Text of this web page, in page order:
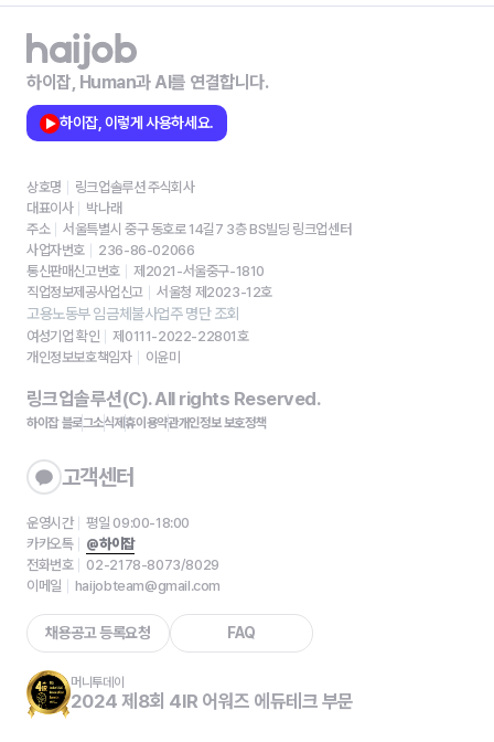
하이잡, Human과 AI를 연결합니다.
하이잡, 이렇게 사용하세요.
상호명
링크업솔루션 주식회사
대표이사
박나래
주소
서울특별시 중구 동호로 14길7 3층 BS빌딩 링크업센터
사업자번호
236-86-02066
통신판매신고번호
제2021-서울중구-1810
직업정보제공사업신고
서울청 제2023-12호
고용노동부 임금체불사업주 명단 조회
여성기업 확인
제0111-2022-22801호
개인정보보호책임자
이윤미
링크업솔루션(C). All rights Reserved.
하이잡 블로그소식제휴이용약관개인정보 보호정책
고객센터
운영시간
평일 09:00-18:00
카카오톡
@하이잡
전화번호
02-2178-8073/8029
이메일
haijobteam@gmail.com
채용공고 등록요청 FAQ
머니투데이
2024 제8회 4IR 어워즈 에듀테크 부문